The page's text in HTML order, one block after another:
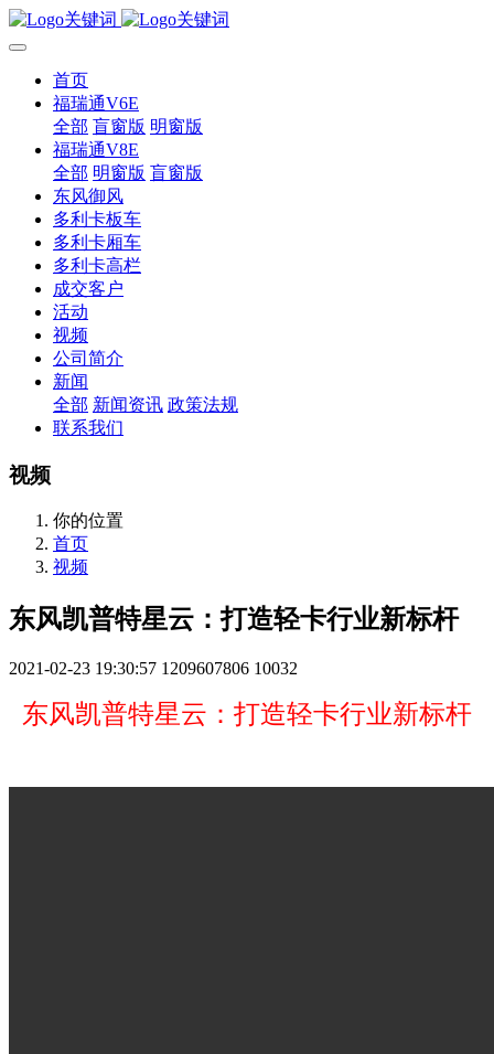
首页
福瑞通V6E
全部 盲窗版 明窗版
福瑞通V8E
全部 明窗版 盲窗版
东风御风
多利卡板车
多利卡厢车
多利卡高栏
成交客户
活动
视频
公司简介
新闻
全部 新闻资讯 政策法规
联系我们
视频
你的位置
首页
视频
东风凯普特星云：打造轻卡行业新标杆
2021-02-23 19:30:57 1209607806 10032
东风凯普特星云：打造轻卡行业新标杆